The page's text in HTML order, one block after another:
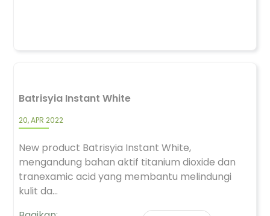
Batrisyia Instant White
20, APR 2022
New product Batrisyia Instant White,
mengandung bahan aktif titanium dioxide dan
tranexamic acid yang membantu melindungi
kulit da...